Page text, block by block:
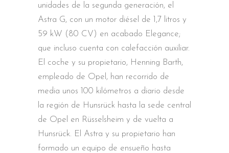
unidades de la segunda generación, el
Astra G, con un motor diésel de 1,7 litros y
59 kW (80 CV) en acabado Elegance;
que incluso cuenta con calefacción auxiliar.
El coche y su propietario, Henning Barth,
empleado de Opel, han recorrido de
media unos 100 kilómetros a diario desde
la región de Hunsrück hasta la sede central
de Opel en Rüsselsheim y de vuelta a
Hunsrück. El Astra y su propietario han
formado un equipo de ensueño hasta